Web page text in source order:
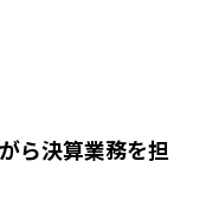
ら決算業務を担